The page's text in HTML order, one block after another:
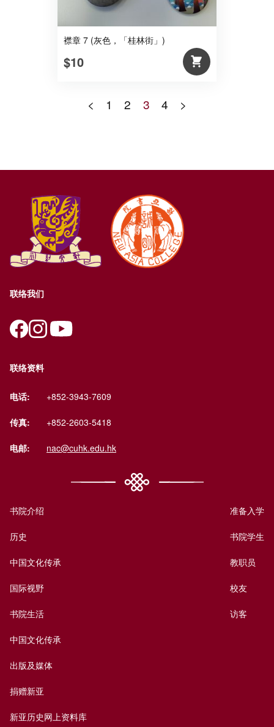
襟章 7 (灰色，「桂林街」)
$10
< 1 2 3 4 >
联络我们
联络资料
电话: +852-3943-7609
传真: +852-2603-5418
电邮: nac@cuhk.edu.hk
书院介绍
历史
中国文化传承
国际视野
书院生活
中国文化传承
出版及媒体
捐赠新亚
新亚历史网上资料库
准备入学
书院学生
教职员
校友
访客